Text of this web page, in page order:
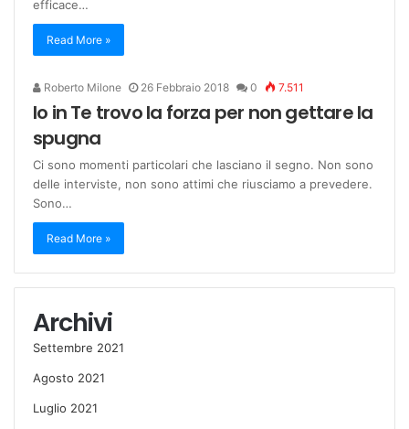
efficace…
Read More »
Roberto Milone 26 Febbraio 2018 0 7.511
Io in Te trovo la forza per non gettare la
spugna
Ci sono momenti particolari che lasciano il segno. Non sono
delle interviste, non sono attimi che riusciamo a prevedere.
Sono…
Read More »
Archivi
Settembre 2021
Agosto 2021
Luglio 2021